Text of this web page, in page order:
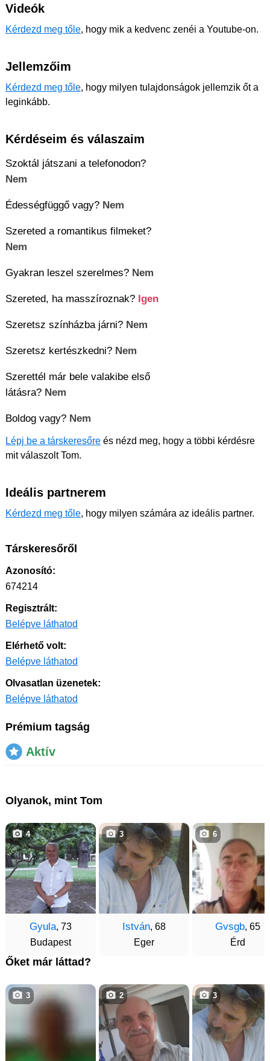
Videók
Kérdezd meg tőle, hogy mik a kedvenc zenéi a Youtube-on.
Jellemzőim
Kérdezd meg tőle, hogy milyen tulajdonságok jellemzik őt a
leginkább.
Kérdéseim és válaszaim
Szoktál játszani a telefonodon?
Nem
Édességfüggő vagy? Nem
Szereted a romantikus filmeket?
Nem
Gyakran leszel szerelmes? Nem
Szereted, ha masszíroznak? Igen
Szeretsz színházba járni? Nem
Szeretsz kertészkedni? Nem
Szerettél már bele valakibe első
látásra? Nem
Boldog vagy? Nem
Lépj be a társkeresőre és nézd meg, hogy a többi kérdésre
mit válaszolt Tom.
Ideális partnerem
Kérdezd meg tőle, hogy milyen számára az ideális partner.
Társkeresőről
Azonosító:
674214
Regisztrált:
Belépve láthatod
Elérhető volt:
Belépve láthatod
Olvasatlan üzenetek:
Belépve láthatod
Prémium tagság
Aktív
Olyanok, mint Tom
Gyula, 73
Budapest
4
István, 68
Eger
3
Gvsgb, 65
Érd
6
Őket már láttad?
3 2 3